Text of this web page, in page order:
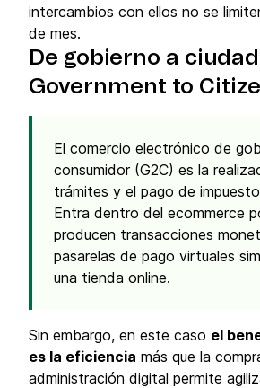
intercambios con ellos no se
de mes.
De gobierno a
Government to
El comercio electrónico de
consumidor (G2C) es la
trámites y el pago de
Entra dentro del ecommerce
producen transacciones
pasarelas de pago virtuales
una tienda online.
Sin embargo, en este caso el
es la eficiencia más que la
administración digital permite